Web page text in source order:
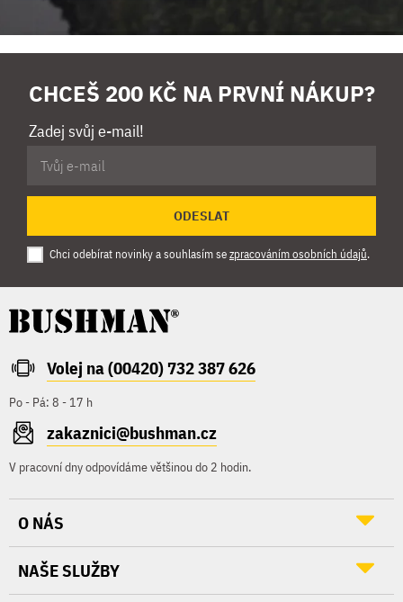
CHCEŠ 200 KČ NA PRVNÍ NÁKUP?
Zadej svůj e-mail!
ODESLAT
Chci odebírat novinky a souhlasím sezpracováním osobních údajů.
Volej na (00420) 732 387 626
Po - Pá: 8 - 17 h
zakaznici@bushman.cz
V pracovní dny odpovídáme většinou do 2 hodin.
O NÁS
NAŠE SLUŽBY